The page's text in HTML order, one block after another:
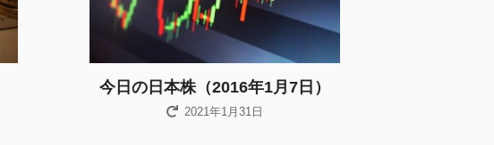
今日の日本株（2016年1月7日）
2021年1月31日